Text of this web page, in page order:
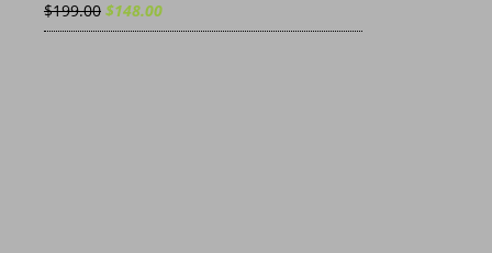
Bewert
$199.00 Ursprünglicher
$148.00Aktueller